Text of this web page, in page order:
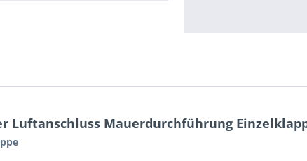
Mauerdurchführung